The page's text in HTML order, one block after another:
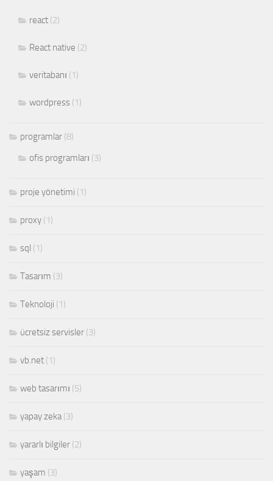
react (2)
React native (2)
veritabanı (1)
wordpress (1)
programlar (8)
ofis programları (3)
proje yönetimi (1)
proxy (1)
sql (1)
Tasarım (3)
Teknoloji (1)
ücretsiz servisler (3)
vb.net (1)
web tasarımı (5)
yapay zeka(3)
yararlı bilgiler (2)
yaşam (3)